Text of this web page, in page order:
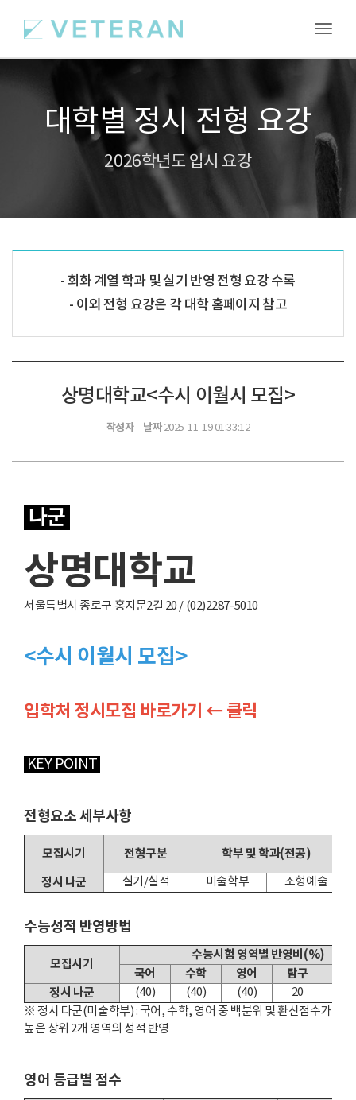
대학별 정시 전형 요강
2026학년도 입시 요강
회화 계열 학과 및 실기 반영 전형 요강 수록
이외 전형 요강은 각 대학 홈페이지 참고
상명대학교<수시 이월시 모집>
작성자 날짜2025-11-19 01:33:12
나군
상명대학교
서울특별시 종로구 홍지문2길 20 / (02)2287-5010
<수시 이월시 모집>
입학처 정시모집 바로가기 ← 클릭
KEY POINT
전형요소 세부사항
모집시기 전형구분
학부 및 학과(전공)
정시 나군
실기/실적 미술학부 조형예술
수능성적 반영방법
모집시기
수능시험 영역별 반영비(%)
국어
수학 영어 탐구
정시 나군
(40) (40) (40)
20
※ 정시 다군(미술학부) : 국어, 수학, 영어 중 백분위 및 환산점수가
높은 상위 2개 영역의 성적 반영
영어 등급별 점수